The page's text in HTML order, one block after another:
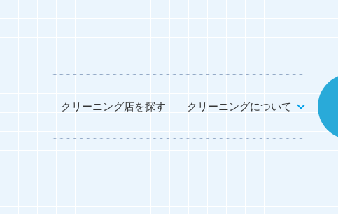
クリーニング店を探す クリーニングについて